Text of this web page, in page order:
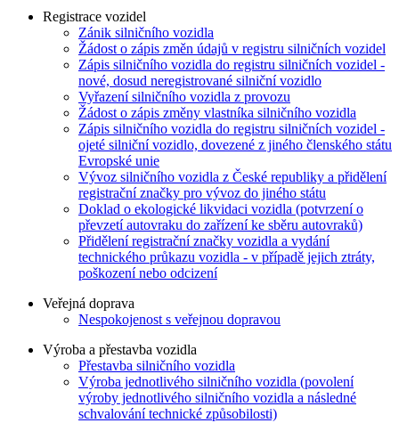
Registrace vozidel
Zánik silničního vozidla
Žádost o zápis změn údajů v registru silničních vozidel
Zápis silničního vozidla do registru silničních vozidel -
nové, dosud neregistrované silniční vozidlo
Vyřazení silničního vozidla z provozu
Žádost o zápis změny vlastníka silničního vozidla
Zápis silničního vozidla do registru silničních vozidel -
ojeté silniční vozidlo, dovezené z jiného členského státu
Evropské unie
Vývoz silničního vozidla z České republiky a přidělení
registrační značky pro vývoz do jiného státu
Doklad o ekologické likvidaci vozidla (potvrzení o
převzetí autovraku do zařízení ke sběru autovraků)
Přidělení registrační značky vozidla a vydání
technického průkazu vozidla - v případě jejich ztráty,
poškození nebo odcizení
Veřejná doprava
Nespokojenost s veřejnou dopravou
Výroba a přestavba vozidla
Přestavba silničního vozidla
Výroba jednotlivého silničního vozidla (povolení
výroby jednotlivého silničního vozidla a následné
schvalování technické způsobilosti)